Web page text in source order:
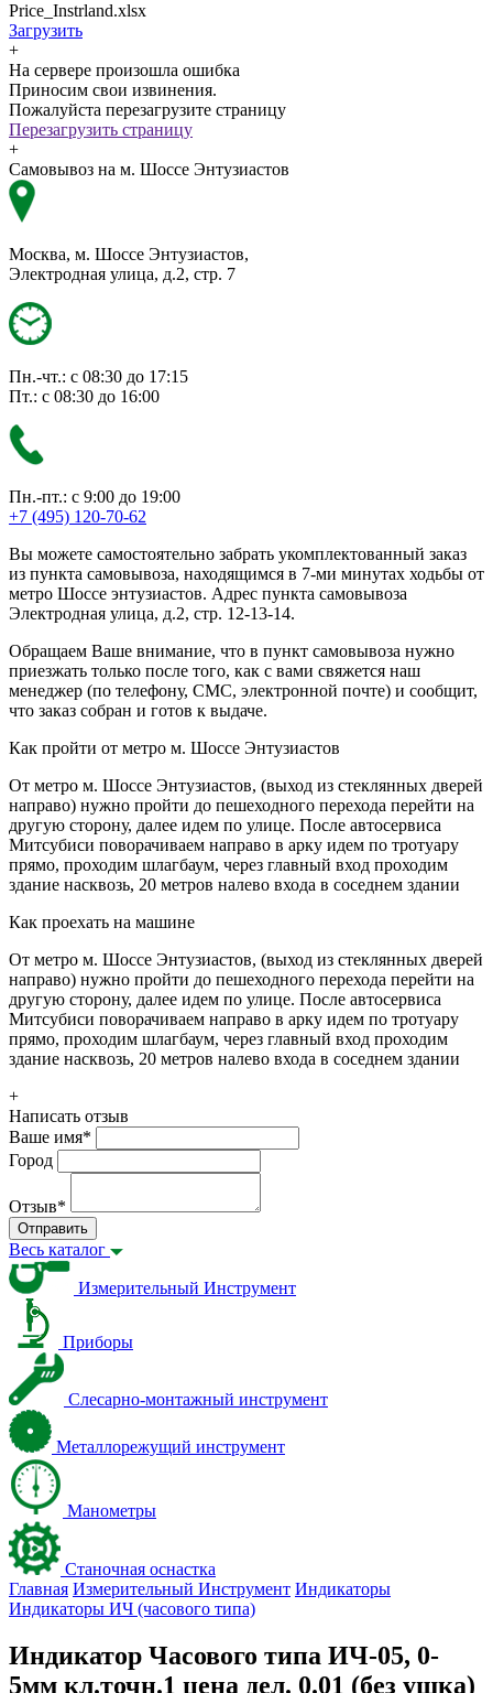
Price_Instrland.xlsx
Загрузить
+
На сервере произошла ошибка
Приносим свои извинения.
Пожалуйста перезагрузите страницу
Перезагрузить страницу
+
Самовывоз на м. Шоссе Энтузиастов
Москва, м. Шоссе Энтузиастов,
Электродная улица, д.2, стр. 7
Пн.-чт.: с 08:30 до 17:15
Пт.: с 08:30 до 16:00
Пн.-пт.: с 9:00 до 19:00
+7 (495) 120-70-62
Вы можете самостоятельно забрать укомплектованный заказ
из пункта самовывоза, находящимся в 7-ми минутах ходьбы от
метро Шоссе энтузиастов. Адрес пункта самовывоза
Электродная улица, д.2, стр. 12-13-14.
Обращаем Ваше внимание, что в пункт самовывоза нужно
приезжать только после того, как с вами свяжется наш
менеджер (по телефону, СМС, электронной почте) и сообщит,
что заказ собран и готов к выдаче.
Как пройти от метро м. Шоссе Энтузиастов
От метро м. Шоссе Энтузиастов, (выход из стеклянных дверей
направо) нужно пройти до пешеходного перехода перейти на
другую сторону, далее идем по улице. После автосервиса
Митсубиси поворачиваем направо в арку идем по тротуару
прямо, проходим шлагбаум, через главный вход проходим
здание насквозь, 20 метров налево входа в соседнем здании
Как проехать на машине
От метро м. Шоссе Энтузиастов, (выход из стеклянных дверей
направо) нужно пройти до пешеходного перехода перейти на
другую сторону, далее идем по улице. После автосервиса
Митсубиси поворачиваем направо в арку идем по тротуару
прямо, проходим шлагбаум, через главный вход проходим
здание насквозь, 20 метров налево входа в соседнем здании
+
Написать отзыв
Ваше имя*
Город
Отзыв*
Отправить
Весь каталог
Измерительный Инструмент
Приборы
Слесарно-монтажный инструмент
Металлорежущий инструмент
Манометры
Станочная оснастка
Главная Измерительный Инструмент Индикаторы
Индикаторы ИЧ (часового типа)
Индикатор Часового типа ИЧ-05, 0-
5мм кл.точн.1 цена дел. 0.01 (без ушка)